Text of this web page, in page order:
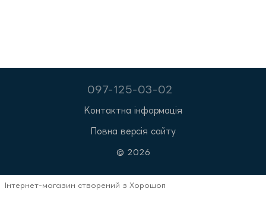
097-125-03-02
Контактна інформація
Повна версія сайту
© 2026
Інтернет-магазин створений з Хорошоп